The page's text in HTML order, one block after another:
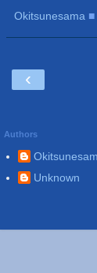
Okitsunesama ■
‹
Authors
Unknown